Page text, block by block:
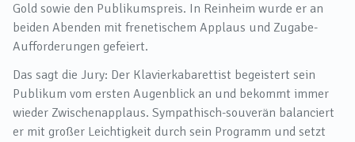
Gold sowie den Publikumspreis. In Reinheim wurde er an
beiden Abenden mit frenetischem Applaus und Zugabe-
Aufforderungen gefeiert.
Das sagt die Jury: Der Klavierkabarettist begeistert sein
Publikum vom ersten Augenblick an und bekommt immer
wieder Zwischenapplaus. Sympathisch-souverän balanciert
er mit großer Leichtigkeit durch sein Programm und setzt